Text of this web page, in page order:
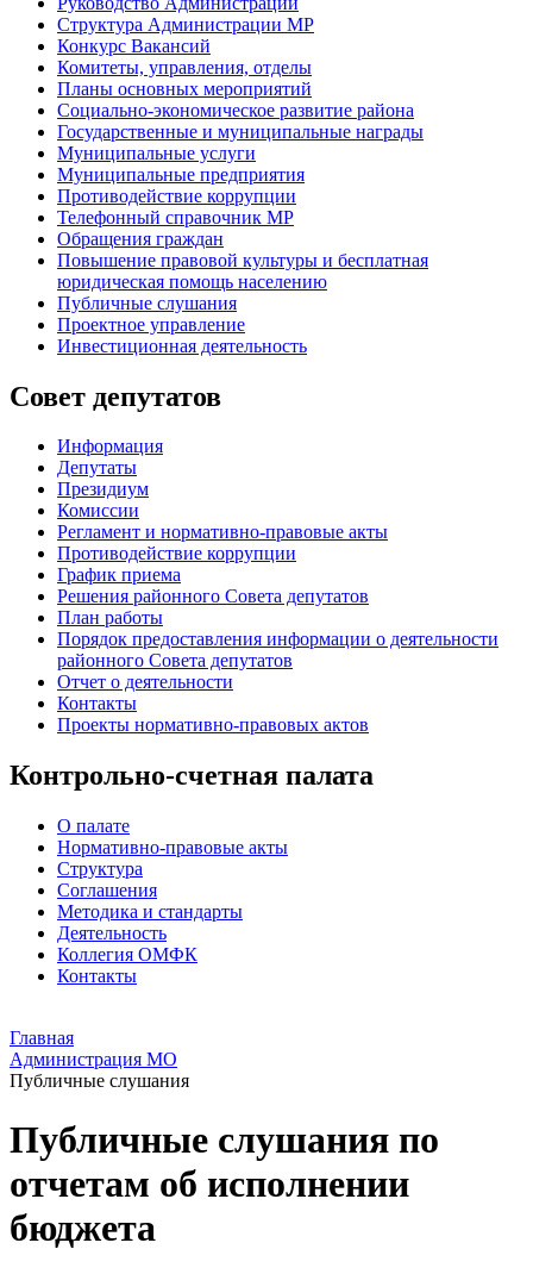
Структура Администрации МР
Конкурс Вакансий
Комитеты, управления, отделы
Планы основных мероприятий
Социально-экономическое развитие района
Государственные и муниципальные награды
Муниципальные услуги
Муниципальные предприятия
Противодействие коррупции
Телефонный справочник МР
Обращения граждан
Повышение правовой культуры и бесплатная
юридическая помощь населению
Публичные слушания
Проектное управление
Инвестиционная деятельность
Совет депутатов
Информация
Депутаты
Президиум
Комиссии
Регламент и нормативно-правовые акты
Противодействие коррупции
График приема
Решения районного Совета депутатов
План работы
Порядок предоставления информации о деятельности
районного Совета депутатов
Отчет о деятельности
Контакты
Проекты нормативно-правовых актов
Контрольно-счетная палата
О палате
Нормативно-правовые акты
Структура
Соглашения
Методика и стандарты
Деятельность
Коллегия ОМФК
Контакты
Главная
Администрация МО
Публичные слушания
Публичные слушания по
отчетам об исполнении
бюджета